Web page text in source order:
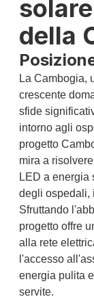
della
La Cambogia,
crescente
sfide
intorno agli
progetto
mira a
LED a energia
degli ospedali,
Sfruttando
progetto offre
alla rete
l'accesso
energia pulita
servite.